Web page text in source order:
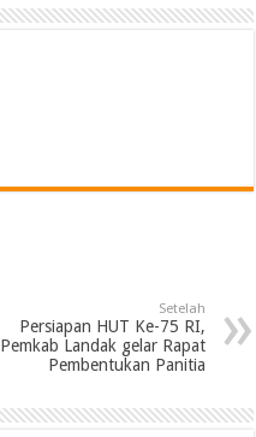
Setelah
Persiapan HUT Ke-75 RI,
Pemkab Landak gelar Rapat
Pembentukan Panitia